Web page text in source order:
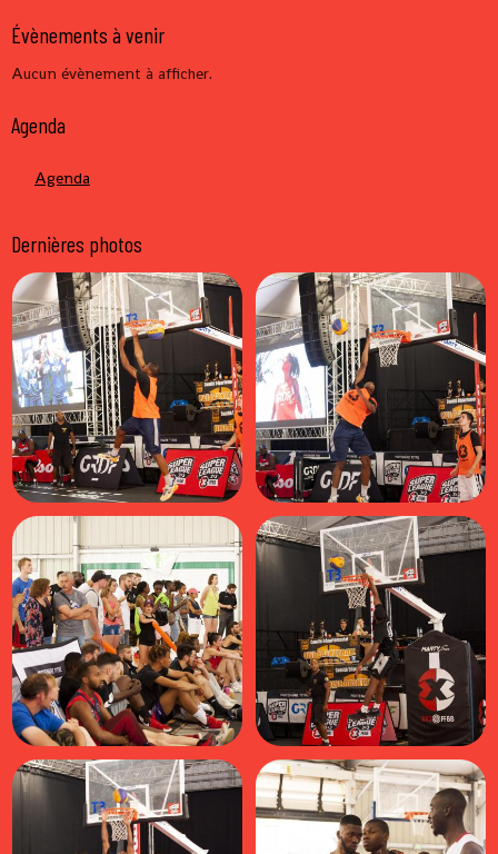
Évènements à venir
Aucun évènement à afficher.
Agenda
Agenda
Dernières photos